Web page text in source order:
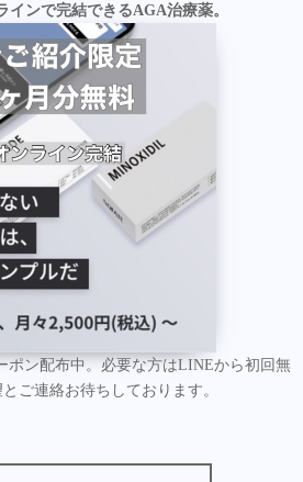
インで完結できるAGA治療薬。
ポン配布中。必要な方はLINEから初回無
ご連絡お待ちしております。